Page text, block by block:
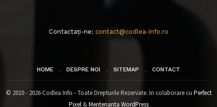
Contactați-ne: contact@codlea-info.ro
HOME DESPRE NOI SITEMAP CONTACT
© 2010 - 2026 Codlea Info - Toate Drepturile Rezervate. In colaborare cu Perfect
Pixel&Mentenanta WordPress